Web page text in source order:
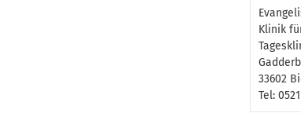
Klinik
33602
Tel: